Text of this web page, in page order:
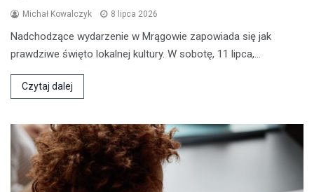
Michał Kowalczyk 8 lipca 2026
Nadchodzące wydarzenie w Mrągowie zapowiada się jak
prawdziwe święto lokalnej kultury. W sobotę, 11 lipca,…
Czytaj dalej